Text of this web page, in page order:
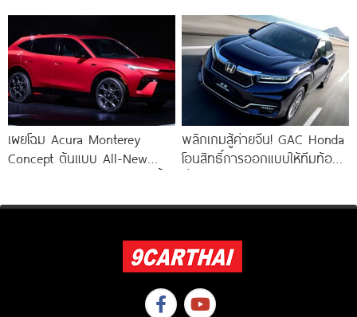
เผยโฉม Acura Monterey
Concept ต้นแบบ All-New
พลิกเกมสู้ค่ายจีน! GAC Honda
โอนสิทธิ์การออกแบบให้ทีมท้อง